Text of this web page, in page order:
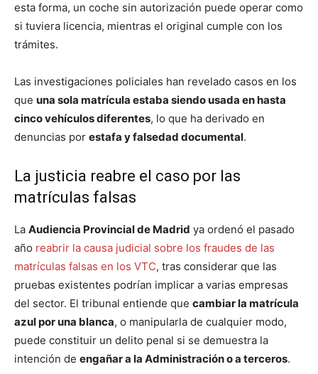
esta forma, un coche sin autorización puede operar como
si tuviera licencia, mientras el original cumple con los
trámites.
Las investigaciones policiales han revelado casos en los
que una sola matrícula estaba siendo usada en hasta
cinco vehículos diferentes, lo que ha derivado en
denuncias por estafa y falsedad documental.
La justicia reabre el caso por las
matrículas falsas
La Audiencia Provincial de Madrid ya ordenó el pasado
año reabrir la causa judicial sobre los fraudes de las
matrículas falsas en los VTC, tras considerar que las
pruebas existentes podrían implicar a varias empresas
del sector. El tribunal entiende que cambiar la matrícula
azul por una blanca, o manipularla de cualquier modo,
puede constituir un delito penal si se demuestra la
intención de engañar a la Administración o a terceros.